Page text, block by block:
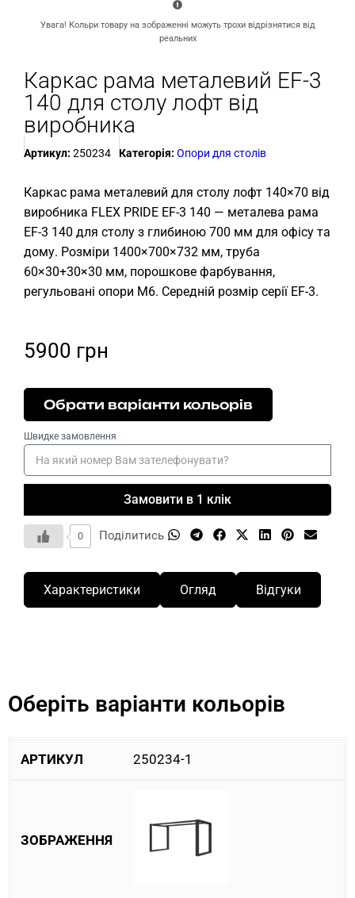
Увага! Кольри товару на зображенні можуть трохи відрізнятися від
реальних
Каркас рама металевий EF-3
140 для столу лофт від
виробника
Артикул: 250234 Категорія: Опори для столів
Каркас рама металевий для столу лофт 140×70 від
виробника FLEX PRIDE EF-3 140 — металева рама
EF-3 140 для столу з глибиною 700 мм для офісу та
дому. Розміри 1400×700×732 мм, труба
60×30+30×30 мм, порошкове фарбування,
регульовані опори М6. Середній розмір серії EF-3.
5900 грн
Обрати варіанти кольорів
Швидке замовлення
Замовити в 1 клік
0 Поділитись
Характеристики Огляд Відгуки
Оберіть варіанти кольорів
250234-1